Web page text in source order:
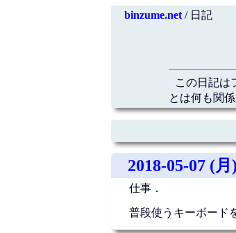
binzume.net/ 日記
この日記は
とは何も関
2018-05-07 (月)
仕事．
普段使うキーボード